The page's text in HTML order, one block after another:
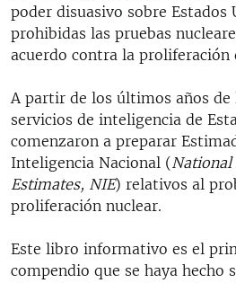
AUDIOVISUALES MARTÍ
RADIO MARTÍ
ESPECIALES
LA REALIDAD DE LA VIVIENDA EN
SER VIEJO EN CUBA
KENTU-CUBANO
LOS SANTOS DE HIALEAH
DESINFORMACIÓN RUSA EN
MULTIMEDIA
EDITORIALES
SÍGUENOS
poder disuasivo sobre Estados
prohibidas las pruebas
acuerdo contra la proliferación
A partir de los últimos años de
servicios de inteligencia de
comenzaron a preparar
Inteligencia Nacional (
Estimates, NIE) relativos al
proliferación nuclear.
Este libro informativo es el
compendio que se haya hecho